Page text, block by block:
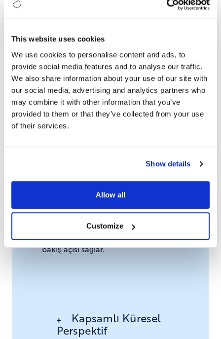
This website uses cookies
We use cookies to personalise content and ads, to
provide social media features and to analyse our traffic.
We also share information about your use of our site with
our social media, advertising and analytics partners who
may combine it with other information that you’ve
provided to them or that they’ve collected from your use
of their services.
Show details
Allow all
Customize
Dijital Olgunluk
Raporu Nedir?
Dijital dönüşüm ve olgunluk
konusunda
kuruluşlara dijital ilerlemelerini
odaklı bir kıyaslama sunar. Beş yıllık
araştırma üzerine inşa edilen rapor,
sektörler ve coğrafyalar genelinde
trendler, zorluklar ve en iyi
uygulamalara dair kapsamlı bir
bakış açısı sağlar.
Kapsamlı Küresel
Perspektif